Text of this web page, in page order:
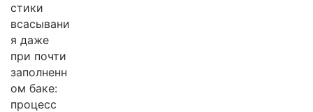
стики
всасывани
я даже
при почти
заполненн
ом баке:
процесс